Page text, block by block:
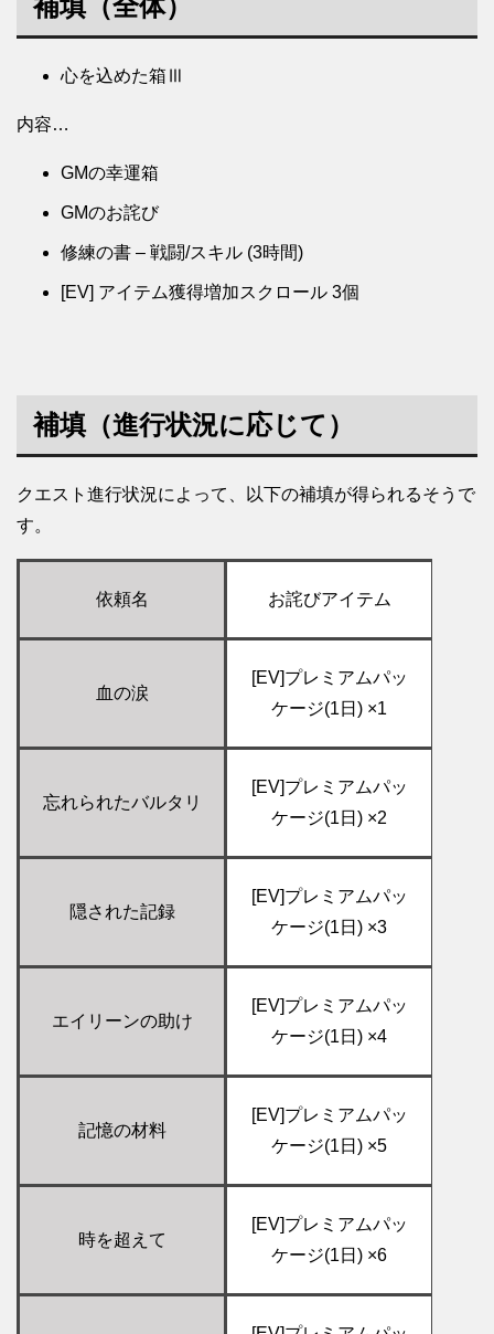
補填（全体）
心を込めた箱Ⅲ
内容…
GMの幸運箱
GMのお詫び
修練の書 – 戦闘/スキル (3時間)
[EV] アイテム獲得増加スクロール 3個
補填（進行状況に応じて）
クエスト進行状況によって、以下の補填が得られるそうで
す。
依頼名 お詫びアイテム
血の涙
[EV]プレミアムパッ
ケージ(1日) ×1
忘れられたバルタリ
[EV]プレミアムパッ
ケージ(1日) ×2
隠された記録
[EV]プレミアムパッ
ケージ(1日) ×3
エイリーンの助け
[EV]プレミアムパッ
ケージ(1日) ×4
記憶の材料
[EV]プレミアムパッ
ケージ(1日) ×5
時を超えて
[EV]プレミアムパッ
ケージ(1日) ×6